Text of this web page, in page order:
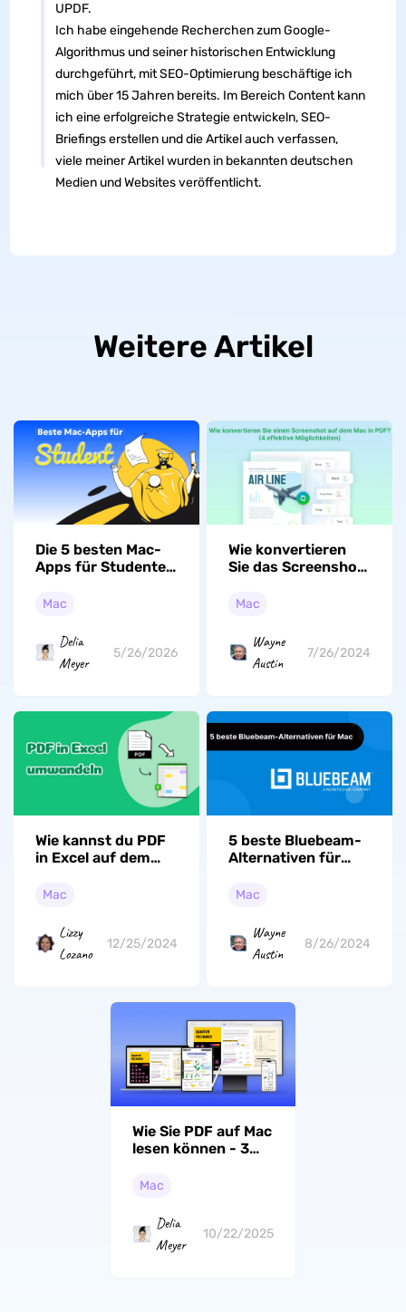
UPDF.
Ich habe eingehende Recherchen zum Google-
Algorithmus und seiner historischen Entwicklung
durchgeführt, mit SEO-Optimierung beschäftige ich
mich über 15 Jahren bereits. Im Bereich Content kann
ich eine erfolgreiche Strategie entwickeln, SEO-
Briefings erstellen und die Artikel auch verfassen,
viele meiner Artikel wurden in bekannten deutschen
Medien und Websites veröffentlicht.
Weitere Artikel
Die 5 besten Mac-
Apps für Studenten
Mac
Delia
Meyer
5/26/2026
Wie konvertieren
Sie das Screenshot
Wege auf Mac)
Mac
Wayne
Austin
7/26/2024
Wie kannst du PDF
in Excel auf dem
umwandeln?
Mac
Lizzy
Lozano
12/25/2024
5 beste Bluebeam-
Alternativen für
Verwaltung
Mac
Wayne
Austin
8/26/2024
Wie Sie PDF auf Mac
lesen können - 3
Optimieren Ihrer
Mac
Delia
Meyer
10/22/2025